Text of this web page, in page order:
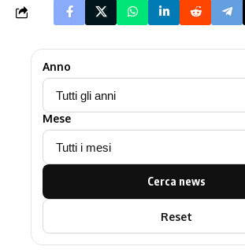
Anno
Mese
Cerca news
Reset